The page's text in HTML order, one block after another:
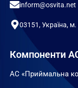
inform@osvita.net
03151, Україна,
Компоненти
АС «Приймальна